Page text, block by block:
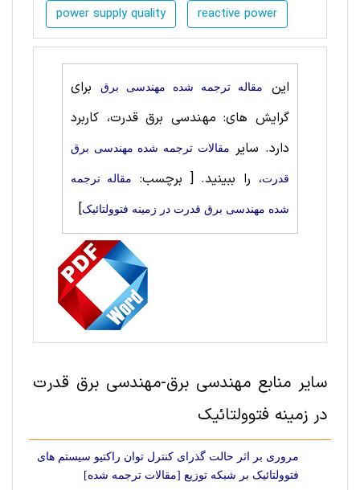
power supply quality reactive power
این مقاله ترجمه شده مهندسی برق
برای
گرایش های: مهندسی برق قدرت، کاربرد
دارد. سایر مقالات ترجمه شده مهندسی برق
قدرت، را ببینید.[ برچسب: مقاله ترجمه
شده مهندسی برق قدرت در زمینه فتوولتائیک]
سایر منابع مهندسی برق-مهندسی برق قدرت
در زمینه فتوولتائیک
مروری بر اثر حالت گذرای کنترل توان راکتیو سیستم های
فتوولتائیک بر شبکه توزیع [مقالات ترجمه شده]